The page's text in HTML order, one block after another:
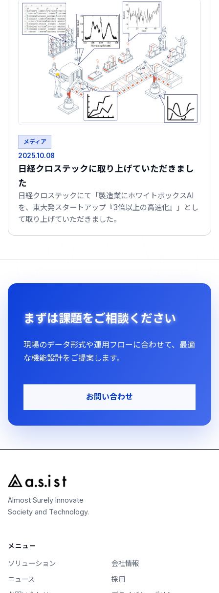
メディア
2025.10.08
日経クロステックに取り上げていただきまし
た
日経クロステックにて「製造業にホワイトボックスAI
を、東大発スタートアップ『3倍以上の高速化』」とし
て取り上げていただきました。
まずは課題をご相談ください
現場のデータ形式や運用フローに合わせて、最適
な機能設計をご提案します。
お問い合わせ
Almost Surely Innovate
Society and Technology.
メニュー
ソリューション
会社情報
ニュース
採用